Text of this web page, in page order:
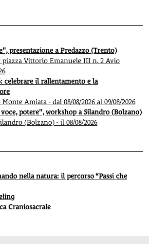
presentazione a Predazzo (Trento)
piazza Vittorio Emanuele III n. 2 Avio
celebrare il rallentamento e la
Amiata - dal 08/08/2026 al 09/08/2026
potere", workshop a Silandro (Bolzano)
(Bolzano) - il 08/08/2026
nella natura: il percorso “Passi che
Craniosacrale